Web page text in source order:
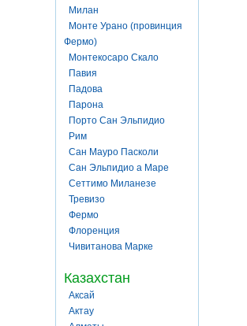
Милан
Монте Урано (провинция
Фермо)
Монтекосаро Скало
Павия
Падова
Парона
Порто Сан Эльпидио
Рим
Сан Мауро Пасколи
Сан Эльпидио а Маре
Сеттимо Миланезе
Тревизо
Фермо
Флоренция
Чивитанова Марке
Казахстан
Аксай
Актау